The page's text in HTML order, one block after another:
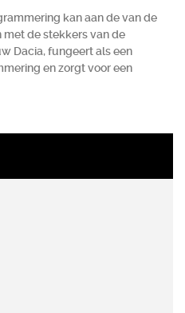
kan aan de van de
de stekkers van de
Dacia, fungeert als een
en zorgt voor een